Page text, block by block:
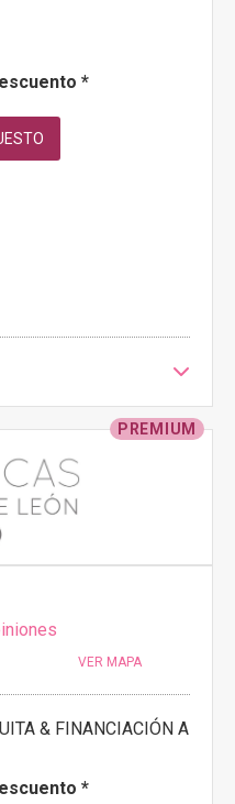
*
PREMIUM
VER MAPA
& FINANCIACIÓN A
*